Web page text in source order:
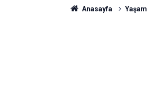
Anasayfa Yaşam